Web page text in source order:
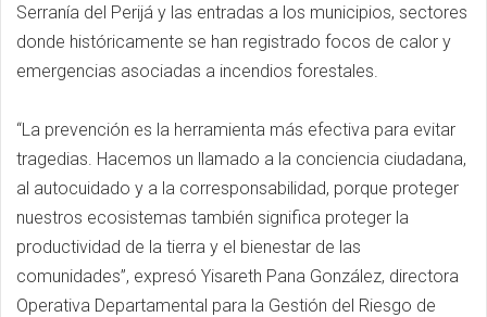
Serranía del Perijá y las entradas a los municipios, sectores
donde históricamente se han registrado focos de calor y
emergencias asociadas a incendios forestales.
“La prevención es la herramienta más efectiva para evitar
tragedias. Hacemos un llamado a la conciencia ciudadana,
al autocuidado y a la corresponsabilidad, porque proteger
nuestros ecosistemas también significa proteger la
productividad de la tierra y el bienestar de las
comunidades”, expresó Yisareth Pana González, directora
Operativa Departamental para la Gestión del Riesgo de